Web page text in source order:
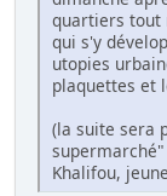
quartiers tout
qui s'y
utopies
plaquettes et
(la suite sera
Khalifou,